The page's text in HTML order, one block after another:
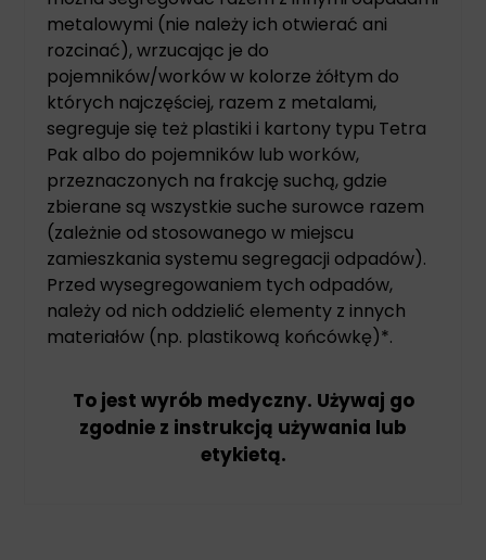
metalowymi (nie należy ich otwierać ani
rozcinać), wrzucając je do
pojemników/worków w kolorze żółtym do
których najczęściej, razem z metalami,
segreguje się też plastiki i kartony typu Tetra
Pak albo do pojemników lub worków,
przeznaczonych na frakcję suchą, gdzie
zbierane są wszystkie suche surowce razem
(zależnie od stosowanego w miejscu
zamieszkania systemu segregacji odpadów).
Przed wysegregowaniem tych odpadów,
należy od nich oddzielić elementy z innych
materiałów (np. plastikową końcówkę)*.
To jest wyrób medyczny. Używaj go
zgodnie z instrukcją używania lub
etykietą.